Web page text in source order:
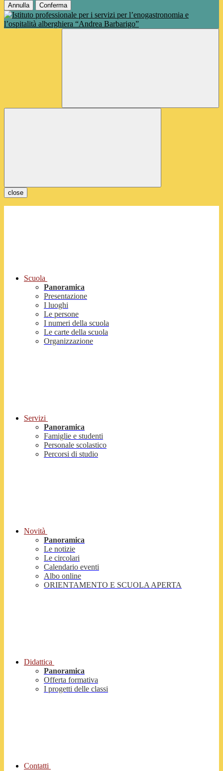
Annulla Conferma
close
Scuola
Panoramica
Presentazione
I luoghi
Le persone
I numeri della scuola
Le carte della scuola
Organizzazione
Servizi
Panoramica
Famiglie e studenti
Personale scolastico
Percorsi di studio
Novità
Panoramica
Le notizie
Le circolari
Calendario eventi
Albo online
ORIENTAMENTO E SCUOLA APERTA
Didattica
Panoramica
Offerta formativa
I progetti delle classi
Contatti